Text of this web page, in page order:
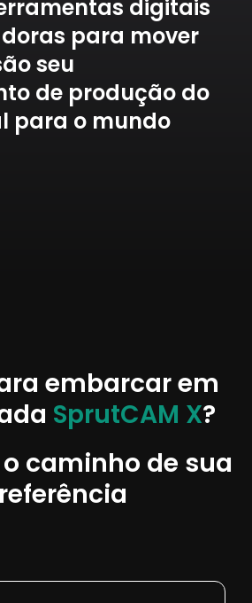
digitais
para mover
seu
de produção do
para o mundo
embarcar em
SprutCAM X?
caminho de sua